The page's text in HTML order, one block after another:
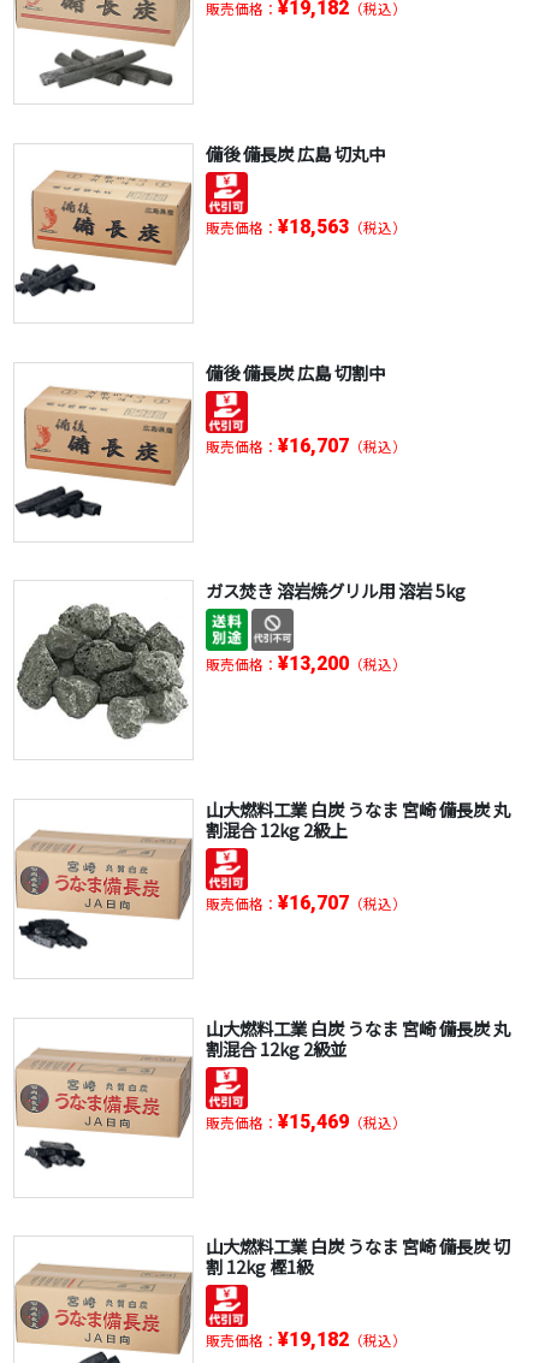
販売価格： ¥19,182（税込）
備後 備長炭 広島 切丸中
販売価格： ¥18,563（税込）
備後 備長炭 広島 切割中
販売価格： ¥16,707（税込）
ガス焚き 溶岩焼グリル用 溶岩 5kg
販売価格： ¥13,200（税込）
山大燃料工業 白炭 うなま 宮崎 備長炭 丸
割混合 12kg 2級上
販売価格： ¥16,707（税込）
山大燃料工業 白炭 うなま 宮崎 備長炭 丸
割混合 12kg 2級並
販売価格： ¥15,469（税込）
山大燃料工業 白炭 うなま 宮崎 備長炭 切
割 12kg 樫1級
販売価格： ¥19,182（税込）